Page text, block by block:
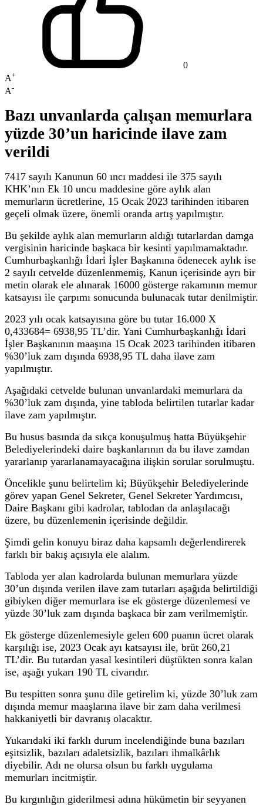
0
A+
A-
Bazı unvanlarda çalışan memurlara
yüzde 30’un haricinde ilave zam
verildi
7417 sayılı Kanunun 60 ıncı maddesi ile 375 sayılı
KHK’nın Ek 10 uncu maddesine göre aylık alan
memurların ücretlerine, 15 Ocak 2023 tarihinden itibaren
geçeli olmak üzere, önemli oranda artış yapılmıştır.
Bu şekilde aylık alan memurların aldığı tutarlardan damga
vergisinin haricinde başkaca bir kesinti yapılmamaktadır.
Cumhurbaşkanlığı İdari İşler Başkanına ödenecek aylık ise
2 sayılı cetvelde düzenlenmemiş, Kanun içerisinde ayrı bir
metin olarak ele alınarak 16000 gösterge rakamının memur
katsayısı ile çarpımı sonucunda bulunacak tutar denilmiştir.
2023 yılı ocak katsayısına göre bu tutar 16.000 X
0,433684= 6938,95 TL’dir. Yani Cumhurbaşkanlığı İdari
İşler Başkanının maaşına 15 Ocak 2023 tarihinden itibaren
%30’luk zam dışında 6938,95 TL daha ilave zam
yapılmıştır.
Aşağıdaki cetvelde bulunan unvanlardaki memurlara da
%30’luk zam dışında, yine tabloda belirtilen tutarlar kadar
ilave zam yapılmıştır.
Bu husus basında da sıkça konuşulmuş hatta Büyükşehir
Belediyelerindeki daire başkanlarının da bu ilave zamdan
yararlanıp yararlanamayacağına ilişkin sorular sorulmuştu.
Öncelikle şunu belirtelim ki; Büyükşehir Belediyelerinde
görev yapan Genel Sekreter, Genel Sekreter Yardımcısı,
Daire Başkanı gibi kadrolar, tablodan da anlaşılacağı
üzere, bu düzenlemenin içerisinde değildir.
Şimdi gelin konuyu biraz daha kapsamlı değerlendirerek
farklı bir bakış açısıyla ele alalım.
Tabloda yer alan kadrolarda bulunan memurlara yüzde
30’un dışında verilen ilave zam tutarları aşağıda belirtildiği
gibiyken diğer memurlara ise ek gösterge düzenlemesi ve
yüzde 30’luk zam dışında başkaca bir zam verilmemiştir.
Ek gösterge düzenlemesiyle gelen 600 puanın ücret olarak
karşılığı ise, 2023 Ocak ayı katsayısı ile, brüt 260,21
TL’dir. Bu tutardan yasal kesintileri düştükten sonra kalan
ise, aşağı yukarı 190 TL civarıdır.
Bu tespitten sonra şunu dile getirelim ki, yüzde 30’luk zam
dışında memur maaşlarına ilave bir zam daha verilmesi
hakkaniyetli bir davranış olacaktır.
Yukarıdaki iki farklı durum incelendiğinde buna bazıları
eşitsizlik, bazıları adaletsizlik, bazıları ihmalkârlık
diyebilir. Adı ne olursa olsun bu farklı uygulama
memurları incitmiştir.
Bu kırgınlığın giderilmesi adına hükümetin bir seyyanen